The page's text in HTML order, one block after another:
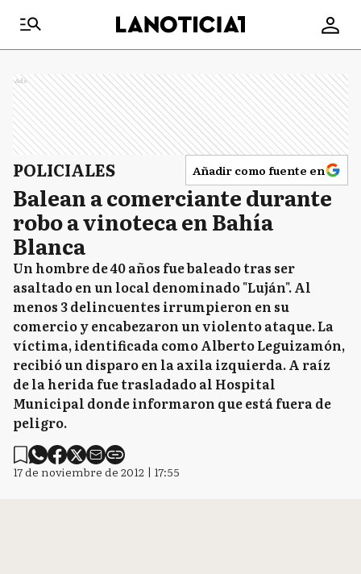
Ads
POLICIALES Añadir como fuente en
Balean a comerciante durante
robo a vinoteca en Bahía
Blanca
Un hombre de 40 años fue baleado tras ser
asaltado en un local denominado "Luján". Al
menos 3 delincuentes irrumpieron en su
comercio y encabezaron un violento ataque. La
víctima, identificada como Alberto Leguizamón,
recibió un disparo en la axila izquierda. A raíz
de la herida fue trasladado al Hospital
Municipal donde informaron que está fuera de
peligro.
17 de noviembre de 2012 | 17:55